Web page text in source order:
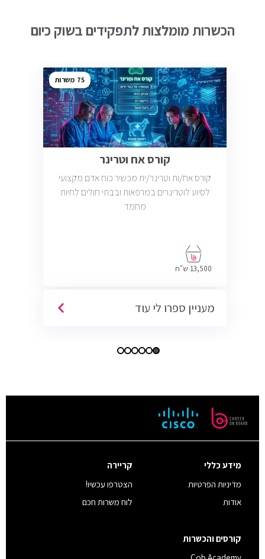
הכשרות מומלצות לתפקידים בשוק כיום
75
קורס אח וטרינר
קורס אח/ות וטרינר/ית מכשיר כוח אדם מקצועי
לסיוע לוטרינרים במרפאות ובבתי חולים לחיות
מחמד
13,500 ש"ח
מעניין ספרו לי עוד
מידע כללי
מדיניות הפרטיות
אודות
קריירה
הצטרפו עכשיו!
לוח משרות חכם
קורסים והכשרות